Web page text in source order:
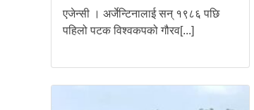
एजेन्सी । अर्जेन्टिनालाई सन् १९८६ पछि
पहिलो पटक विश्वकपको गौरव[...]